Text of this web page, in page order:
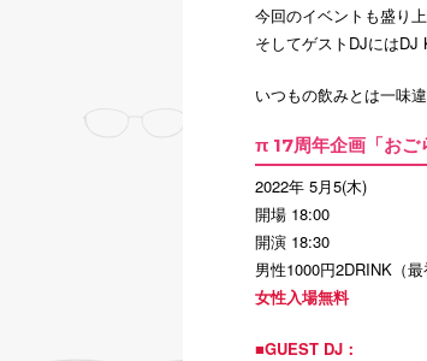
今回のイベントも盛り
そしてゲストDJにはDJ
いつもの飲みとは一味
π 17周年企画「お
2022年 5月5(木)
開場 18:00
開演 18:30
男性1000円2DRINK（
女性入場無料
■GUEST DJ：